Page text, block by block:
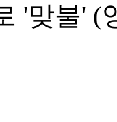
'맞불' (